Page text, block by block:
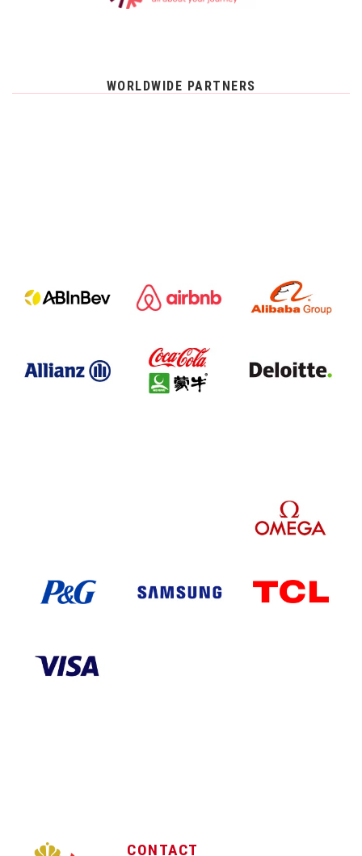
WORLDWIDE PARTNERS
CONTACT